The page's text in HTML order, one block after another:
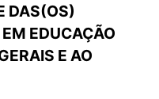
DAS(OS)
EDUCAÇÃO
E AO